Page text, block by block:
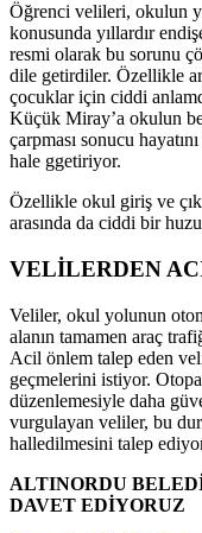
Öğrenci velileri, okulun
konusunda yıllardır
resmi olarak bu sorunu
dile getirdiler. Özellikle
çocuklar için ciddi
Küçük Miray’a okulun
çarpması sonucu
hale ggetiriyor.
Özellikle okul giriş ve
arasında da ciddi bir
VELİLERDEN
Veliler, okul yolunun
alanın tamamen araç
Acil önlem talep eden
geçmelerini istiyor.
düzenlemesiyle daha
vurgulayan veliler, bu
halledilmesini talep
ALTINORDU
DAVET EDİYORUZ